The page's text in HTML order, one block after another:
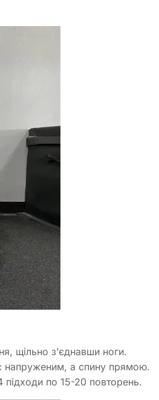
щільно з’єднавши ноги.
напруженим, а спину прямою.
по 15-20 повторень.